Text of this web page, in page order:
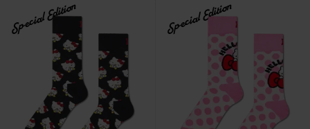
Special Edition Special Edition